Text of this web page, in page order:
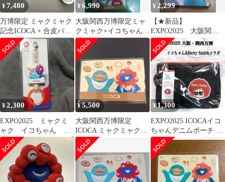
¥7,480
万博限定 ミャクミャク
記念ICOCA + 合皮パス
ケース セット ICOCA
¥6,990
大阪関西万博限定ミャ
クミャク×イコちゃん
ICOCA・パスケース
¥2,299
【★新品】
EXPO2025 大阪関西
万博 ねんどろいど カモ
ノハシのイコちゃん
¥2,300
EXPO2025 ミャクミ
ャク イコちゃん つ
り革キーホルダー
ICOCA
¥5,500
大阪関西万博限定
ICOCA ミャクミャク×
イコちゃん EXPO2025
イコカ
¥ 1,300
EXPO2025 ICOCAイコ
ちゃんデニムポーチ 未
使用ベティスミス 万博
公式